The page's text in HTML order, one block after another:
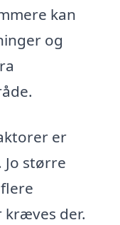
kan
og
er
større
der.